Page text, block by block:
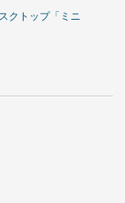
クトップ「ミニ